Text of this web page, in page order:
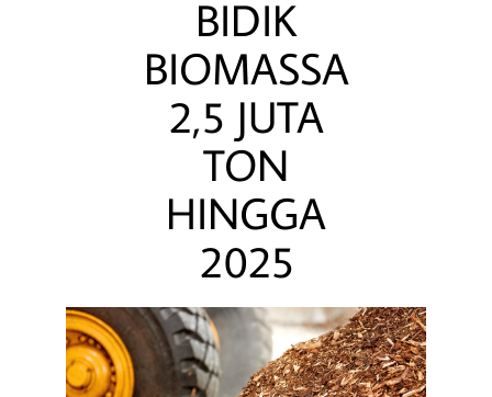
BIDIK
BIOMASSA
2,5 JUTA
TON
HINGGA
2025